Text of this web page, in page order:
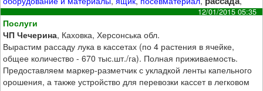
12/01/2015 05:35
Послуги
ЧП Чечерина, Каховка, Херсонська обл.
Вырастим рассаду лука в кассетах (по 4 растения в ячейке,
общее количество - 670 тыс.шт./га). Полная приживаемость.
Предоставляем маркер-разметчик с укладкой ленты капельного
орошения, а также устройство для перевозки кассет в легковом